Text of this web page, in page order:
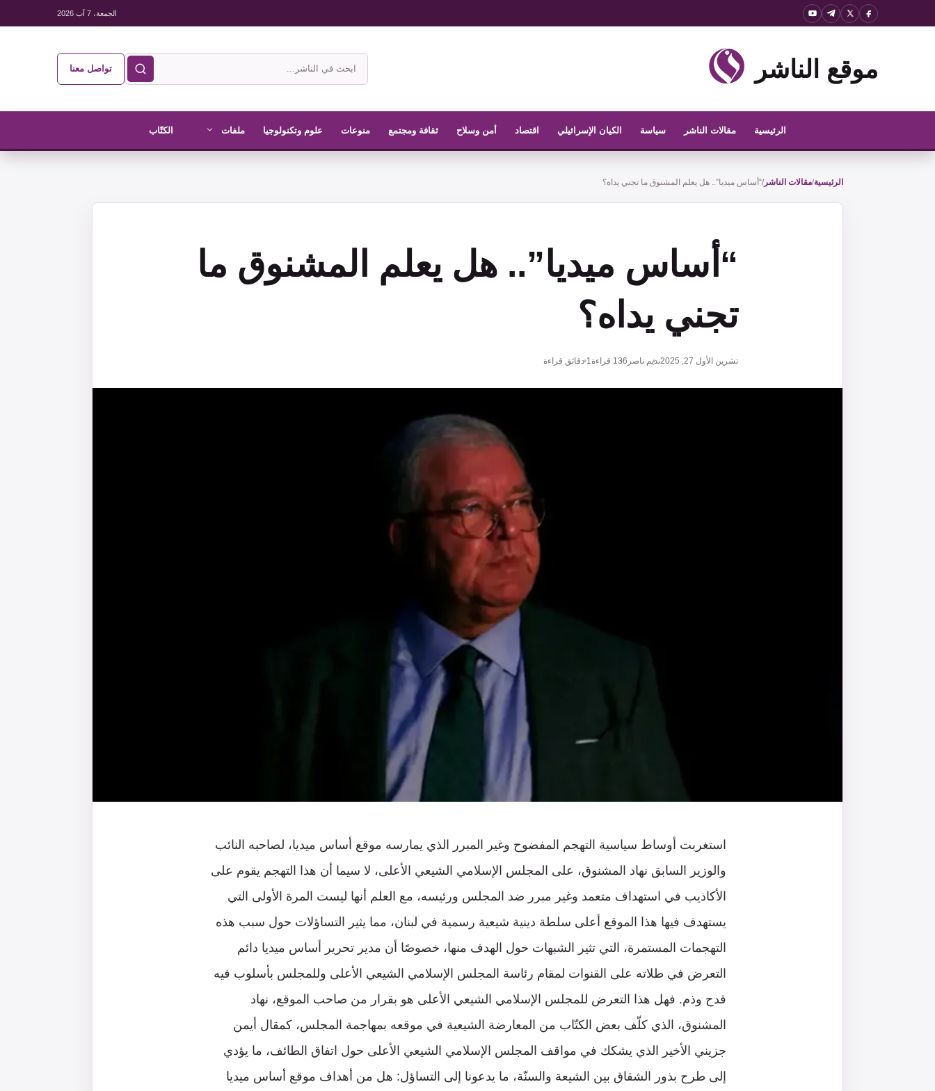
الجمعة، 7 آب 2026
موقع الناشر
ابحث
في
الناشر
تواصل معنا
الرئيسية مقالات الناشر سياسة الكيان الإسرائيلي اقتصاد أمن وسلاح ثقافة ومجتمع منوعات علوم وتكنولوجيا ملفات الكتّاب
الرئيسية/مقالات الناشر/“أساس ميديا”.. هل يعلم المشنوق ما تجني يداه؟
“أساس ميديا”.. هل يعلم المشنوق ما
تجني يداه؟
تشرين الأول 27, 2025 نديم ناصر 136 قراءة1 دقائق قراءة
استغربت أوساط سياسية التهجم المفضوح وغير المبرر الذي يمارسه موقع أساس ميديا، لصاحبه النائب
والوزير السابق نهاد المشنوق، على المجلس الإسلامي الشيعي الأعلى، لا سيما أن هذا التهجم يقوم على
الأكاذيب في استهداف متعمد وغير مبرر ضد المجلس ورئيسه، مع العلم أنها ليست المرة الأولى التي
يستهدف فيها هذا الموقع أعلى سلطة دينية شيعية رسمية في لبنان، مما يثير التساؤلات حول سبب هذه
التهجمات المستمرة، التي تثير الشبهات حول الهدف منها، خصوصًا أن مدير تحرير أساس ميديا دائم
التعرض في طلاته على القنوات لمقام رئاسة المجلس الإسلامي الشيعي الأعلى وللمجلس بأسلوب فيه
قدح وذم. فهل هذا التعرض للمجلس الإسلامي الشيعي الأعلى هو بقرار من صاحب الموقع، نهاد
المشنوق، الذي كلّف بعض الكتّاب من المعارضة الشيعية في موقعه بمهاجمة المجلس، كمقال أيمن
جزيني الأخير الذي يشكك في مواقف المجلس الإسلامي الشيعي الأعلى حول اتفاق الطائف، ما يؤدي
إلى طرح بذور الشقاق بين الشيعة والسنّة، ما يدعونا إلى التساؤل: هل من أهداف موقع أساس ميديا